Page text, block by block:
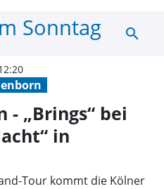
Noch search
- „Brings“ bei
in
Tour kommt die Kölner